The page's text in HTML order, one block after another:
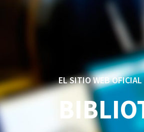
EL SITIO WEB